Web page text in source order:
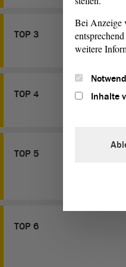
TOP 3
TOP 4
TOP 5
TOP 6
Bei Anzeige
weitere
Inhalte